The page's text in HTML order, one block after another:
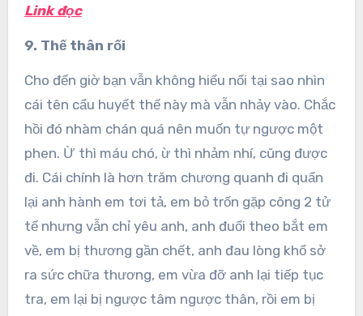
Link đọc
9. Thế thân rối
Cho đến giờ bạn vẫn không hiểu nổi tại sao nhìn
cái tên cẩu huyết thế này mà vẫn nhảy vào. Chắc
hồi đó nhàm chán quá nên muốn tự ngược một
phen. Ừ thì máu chó, ừ thì nhảm nhí, cũng được
đi. Cái chính là hơn trăm chương quanh đi quẩn
lại anh hành em tơi tả, em bỏ trốn gặp công 2 tử
tế nhưng vẫn chỉ yêu anh, anh đuổi theo bắt em
về, em bị thương gần chết, anh đau lòng khổ sở
ra sức chữa thương, em vừa đỡ anh lại tiếp tục
tra, em lại bị ngược tâm ngược thân, rồi em bị